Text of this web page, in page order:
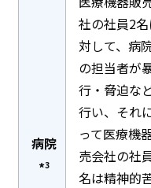
病院
*3
社の社員2
対して、病
の担当者が
行・脅迫な
行い、それ
って医療機
売会社の社
名は精神的